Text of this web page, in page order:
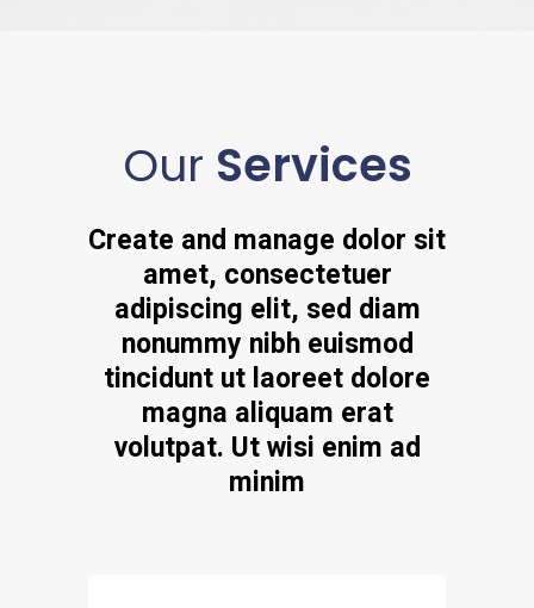
Our Services
Create and manage dolor sit
amet, consectetuer
adipiscing elit, sed diam
nonummy nibh euismod
tincidunt ut laoreet dolore
magna aliquam erat
volutpat. Ut wisi enim ad
minim